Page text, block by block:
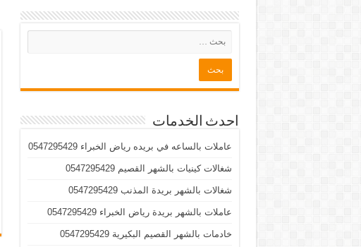
احدث الخدمات
عاملات بالساعه في بريده رياض الخبراء 0547295429
شغالات كينيات بالشهر القصيم 0547295429
شغالات بالشهر بريدة المذنب 0547295429
عاملات بالشهر بريدة رياض الخبراء 0547295429
خادمات بالشهر القصيم البكيرية 0547295429